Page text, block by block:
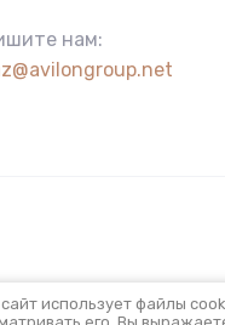
нам:
сайт использует файлы